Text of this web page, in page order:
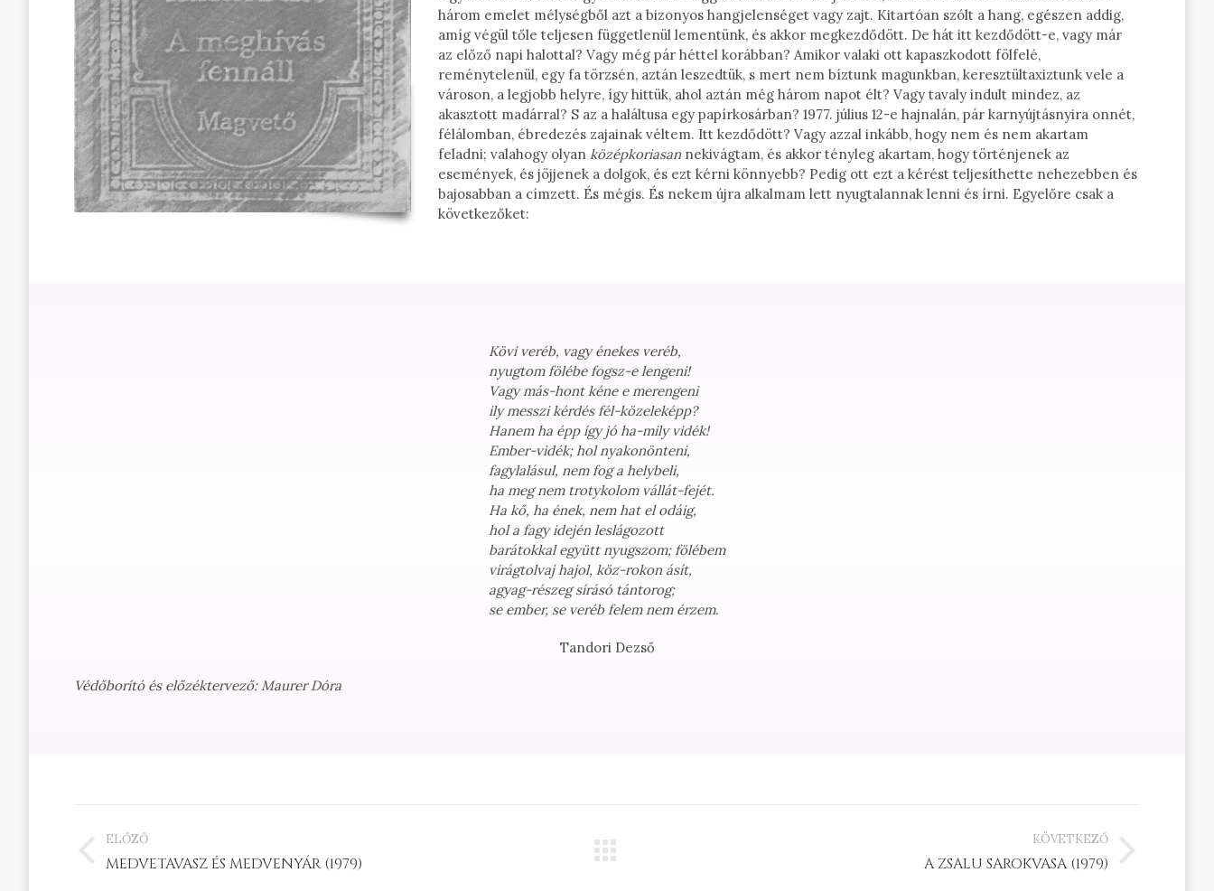
három emelet mélységből azt a bizonyos hangjelenséget vagy zajt. Kitartóan szólt a hang, egészen addig,
amíg végül tőle teljesen függetlenül lementünk, és akkor megkezdődött. De hát itt kezdődött-e, vagy már
az előző napi halottal? Vagy még pár héttel korábban? Amikor valaki ott kapaszkodott fölfelé,
reménytelenül, egy fa törzsén, aztán leszedtük, s mert nem bíztunk magunkban, keresztültaxiztunk vele a
városon, a legjobb helyre, így hittük, ahol aztán még három napot élt? Vagy tavaly indult mindez, az
akasztott madárral? S az a haláltusa egy papírkosárban? 1977. július 12-e hajnalán, pár karnyújtásnyira onnét,
félálomban, ébredezés zajainak véltem. Itt kezdődött? Vagy azzal inkább, hogy nem és nem akartam
feladni; valahogy olyanközépkoriasan nekivágtam, és akkor tényleg akartam, hogy történjenek az
események, és jöjjenek a dolgok, és ezt kérni könnyebb? Pedig ott ezt a kérést teljesíthette nehezebben és
bajosabban a címzett. És mégis. És nekem újra alkalmam lett nyugtalannak lenni és írni. Egyelőre csak a
következőket:
Kövi veréb, vagy énekes veréb,
nyugtom fölébe fogsz-e lengeni!
Vagy más-hont kéne e merengeni
ily messzi kérdés fél-közeleképp?
Hanem ha épp így jó ha-mily vidék!
Ember-vidék; hol nyakonönteni,
fagylalásul, nem fog a helybeli,
ha meg nem trotykolom vállát-fejét.
Ha kő, ha ének, nem hat el odáig,
hol a fagy idején leslágozott
barátokkal együtt nyugszom; fölébem
virágtolvaj hajol, köz-rokon ásít,
agyag-részeg sírásó tántorog;
se ember, se veréb felem nem érzem.
Tandori Dezső
Védőborító és előzéktervező: Maurer Dóra
PROJECT
NAVIGATION
ELŐZŐ
Previous
MEDVETAVASZ ÉS MEDVENYÁR (1979)
KÖVETKEZŐ
A ZSALU SAROKVASA (1979)